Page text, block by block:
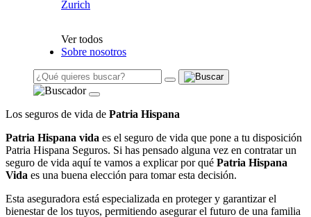
Zurich
Ver todos
Sobre nosotros
Los seguros de vida de Patria Hispana
Patria Hispana vida es el seguro de vida que pone a tu disposición
Patria Hispana Seguros. Si has pensado alguna vez en contratar un
seguro de vida aquí te vamos a explicar por qué Patria Hispana
Vida es una buena elección para tomar esta decisión.
Esta aseguradora está especializada en proteger y garantizar el
bienestar de los tuyos, permitiendo asegurar el futuro de una familia